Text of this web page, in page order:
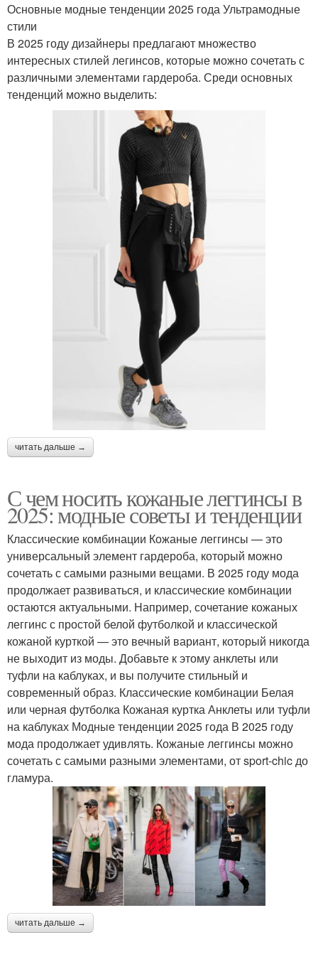
Основные модные тенденции 2025 года Ультрамодные
стили
В 2025 году дизайнеры предлагают множество
интересных стилей легинсов, которые можно сочетать с
различными элементами гардероба. Среди основных
тенденций можно выделить:
читать дальше →
С чем носить кожаные леггинсы в
2025: модные советы и тенденции
Классические комбинации Кожаные леггинсы — это
универсальный элемент гардероба, который можно
сочетать с самыми разными вещами. В 2025 году мода
продолжает развиваться, и классические комбинации
остаются актуальными. Например, сочетание кожаных
леггинс с простой белой футболкой и классической
кожаной курткой — это вечный вариант, который никогда
не выходит из моды. Добавьте к этому анклеты или
туфли на каблуках, и вы получите стильный и
современный образ. Классические комбинации Белая
или черная футболка Кожаная куртка Анклеты или туфли
на каблуках Модные тенденции 2025 года В 2025 году
мода продолжает удивлять. Кожаные леггинсы можно
сочетать с самыми разными элементами, от sport-chic до
гламура.
читать дальше →